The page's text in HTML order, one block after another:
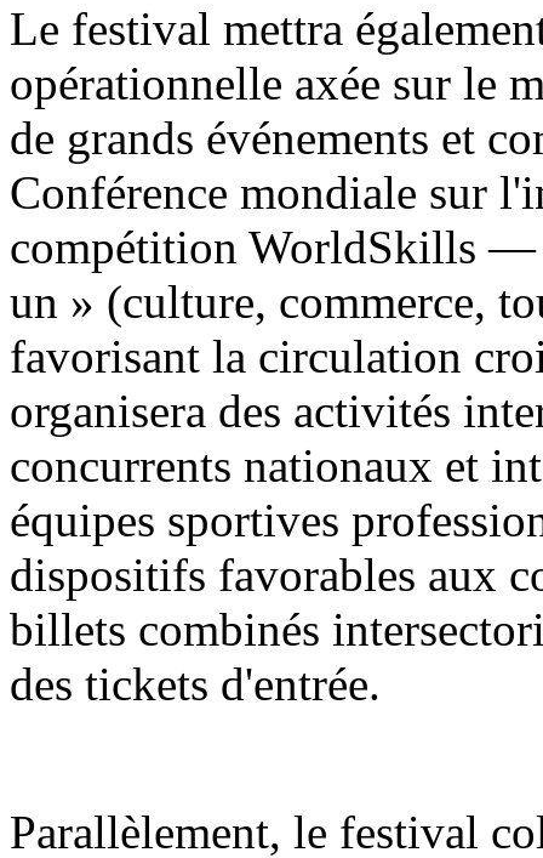
Le festival mettra
opérationnelle axée sur le
de grands événements et
Conférence mondiale sur
compétition WorldSkills —
un » (culture, commerce,
favorisant la circulation
organisera des activités
concurrents nationaux et
équipes sportives
dispositifs favorables aux
billets combinés
des tickets d'entrée.
Parallèlement, le festival